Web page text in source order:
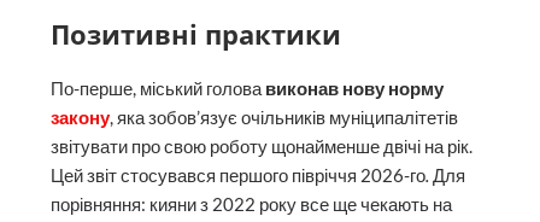
Позитивні практики
По-перше, міський голова виконав нову норму
закону, яка зобов’язує очільників муніципалітетів
звітувати про свою роботу щонайменше двічі на рік.
Цей звіт стосувався першого півріччя 2026-го.Для
порівняння: кияни з 2022 року все ще чекають на